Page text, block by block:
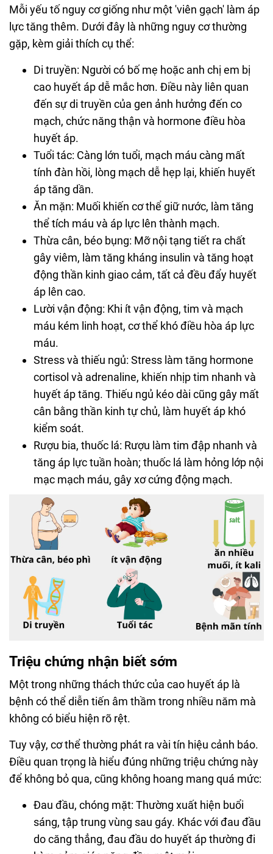
Mỗi yếu tố nguy cơ giống như một 'viên gạch' làm áp
lực tăng thêm. Dưới đây là những nguy cơ thường
gặp, kèm giải thích cụ thể:
Di truyền: Người có bố mẹ hoặc anh chị em bị
cao huyết áp dễ mắc hơn. Điều này liên quan
đến sự di truyền của gen ảnh hưởng đến co
mạch, chức năng thận và hormone điều hòa
huyết áp.
Tuổi tác: Càng lớn tuổi, mạch máu càng mất
tính đàn hồi, lòng mạch dễ hẹp lại, khiến huyết
áp tăng dần.
Ăn mặn: Muối khiến cơ thể giữ nước, làm tăng
thể tích máu và áp lực lên thành mạch.
Thừa cân, béo bụng: Mỡ nội tạng tiết ra chất
gây viêm, làm tăng kháng insulin và tăng hoạt
động thần kinh giao cảm, tất cả đều đẩy huyết
áp lên cao.
Lười vận động: Khi ít vận động, tim và mạch
máu kém linh hoạt, cơ thể khó điều hòa áp lực
máu.
Stress và thiếu ngủ: Stress làm tăng hormone
cortisol và adrenaline, khiến nhịp tim nhanh và
huyết áp tăng. Thiếu ngủ kéo dài cũng gây mất
cân bằng thần kinh tự chủ, làm huyết áp khó
kiểm soát.
Rượu bia, thuốc lá: Rượu làm tim đập nhanh và
tăng áp lực tuần hoàn; thuốc lá làm hỏng lớp nội
mạc mạch máu, gây xơ cứng động mạch.
Triệu chứng nhận biết sớm
Một trong những thách thức của cao huyết áp là
bệnh có thể diễn tiến âm thầm trong nhiều năm mà
không có biểu hiện rõ rệt.
Tuy vậy, cơ thể thường phát ra vài tín hiệu cảnh báo.
Điều quan trọng là hiểu đúng những triệu chứng này
để không bỏ qua, cũng không hoang mang quá mức:
Đau đầu, chóng mặt: Thường xuất hiện buổi
sáng, tập trung vùng sau gáy. Khác với đau đầu
do căng thẳng, đau đầu do huyết áp thường đi